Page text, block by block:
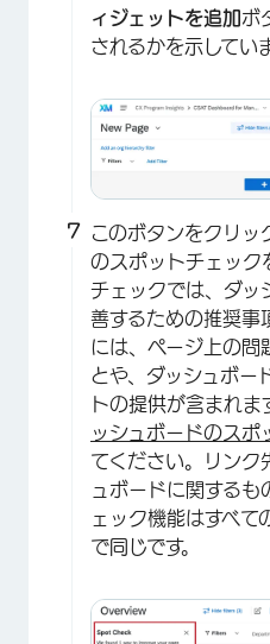
ィジェットを追加ボ
されるかを示してい
このボタンをクリッ
のスポットチェック
チェックでは、ダッ
善するための推奨事
には、ページ上の問
とや、ダッシュボー
トの提供が含まれま
ッシュボードのスポ
てください。リンク
ュボードに関するも
ェック機能はすべて
で同じです。